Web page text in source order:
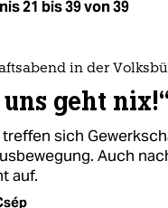
21 bis 39 von 39
in der
uns geht nix!“
treffen sich
Auch
auf.